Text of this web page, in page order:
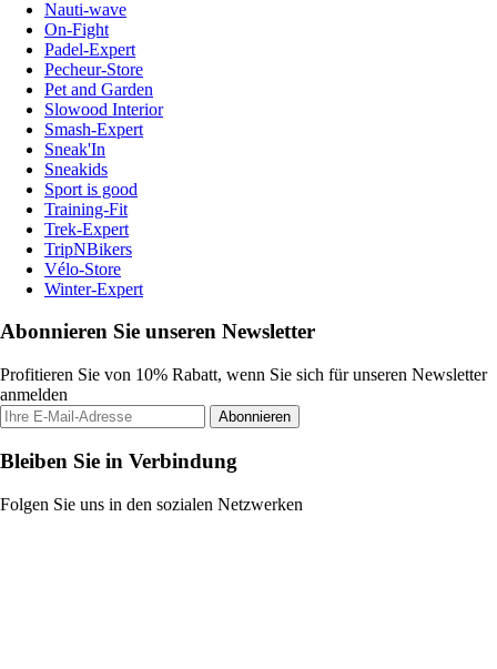
Nauti-wave
On-Fight
Padel-Expert
Pecheur-Store
Pet and Garden
Slowood Interior
Smash-Expert
Sneak'In
Sneakids
Sport is good
Training-Fit
Trek-Expert
TripNBikers
Vélo-Store
Winter-Expert
Abonnieren Sie unseren Newsletter
Profitieren Sie von 10% Rabatt, wenn Sie sich für unseren Newsletter
anmelden
Abonnieren
Bleiben Sie in Verbindung
Folgen Sie uns in den sozialen Netzwerken